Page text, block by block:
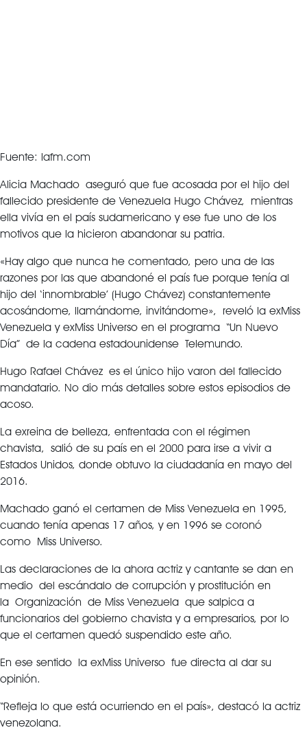
Fuente: lafm.com
Alicia Machado aseguró que fue acosada por el hijo del
fallecido presidente de Venezuela Hugo Chávez, mientras
ella vivía en el país sudamericano y ese fue uno de los
motivos que la hicieron abandonar su patria.
«Hay algo que nunca he comentado, pero una de las
razones por las que abandoné el país fue porque tenía al
hijo del ‘innombrable’ (Hugo Chávez) constantemente
acosándome, llamándome, invitándome», reveló la exMiss
Venezuela y exMiss Universo en el programa “Un Nuevo
Día” de la cadena estadounidense Telemundo.
Hugo Rafael Chávez es el único hijo varon del fallecido
mandatario. No dio más detalles sobre estos episodios de
acoso.
La exreina de belleza, enfrentada con el régimen
chavista, salió de su país en el 2000 para irse a vivir a
Estados Unidos, donde obtuvo la ciudadanía en mayo del
2016.
Machado ganó el certamen de Miss Venezuela en 1995,
cuando tenía apenas 17 años, y en 1996 se coronó
como Miss Universo.
Las declaraciones de la ahora actriz y cantante se dan en
medio del escándalo de corrupción y prostitución en
la Organización de Miss Venezuela que salpica a
funcionarios del gobierno chavista y a empresarios, por lo
que el certamen quedó suspendido este año.
En ese sentido la exMiss Universo fue directa al dar su
opinión.
“Refleja lo que está ocurriendo en el país», destacó la actriz
venezolana.